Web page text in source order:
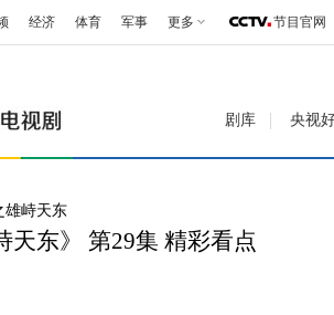
经济 体育 军事 更多 节目官网
剧库 央视
雄峙天东
天东》 第29集 精彩看点